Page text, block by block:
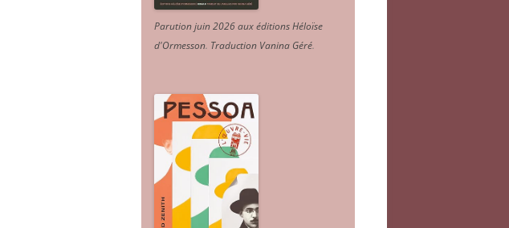
Parution juin 2026 aux éditions Héloïse
d'Ormesson. Traduction Vanina Géré.